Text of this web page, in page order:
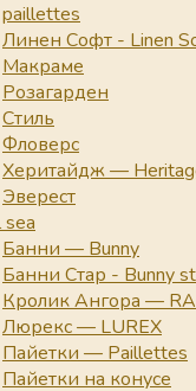
paillettes
Линен Софт - Linen
Макраме
Розагарден
Стиль
Фловерс
Херитайдж —
Эверест
Банни — Bunny
Банни Стар - Bunny
Кролик Ангора —
Люрекс — LUREX
Пайетки — Paillettes
Пайетки на конусе